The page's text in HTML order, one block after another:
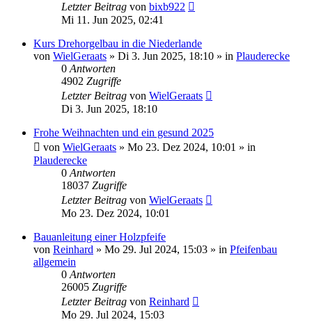
Letzter Beitrag von bixb922
Mi 11. Jun 2025, 02:41
Kurs Drehorgelbau in die Niederlande
von WielGeraats » Di 3. Jun 2025, 18:10 » in Plauderecke
0Antworten
4902 Zugriffe
Letzter Beitrag von WielGeraats
Di 3. Jun 2025, 18:10
Frohe Weihnachten und ein gesund 2025
von WielGeraats » Mo 23. Dez 2024, 10:01 » in
Plauderecke
0Antworten
18037 Zugriffe
Letzter Beitrag von WielGeraats
Mo 23. Dez 2024, 10:01
Bauanleitung einer Holzpfeife
von Reinhard » Mo 29. Jul 2024, 15:03 » in Pfeifenbau
allgemein
0Antworten
26005 Zugriffe
Letzter Beitrag von Reinhard
Mo 29. Jul 2024, 15:03